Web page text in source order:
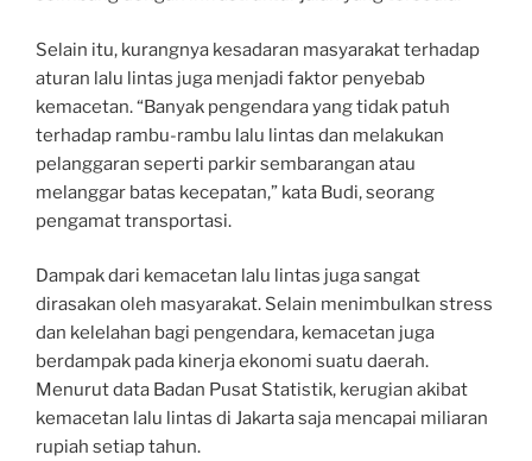
Selain itu, kurangnya kesadaran masyarakat terhadap
aturan lalu lintas juga menjadi faktor penyebab
kemacetan. “Banyak pengendara yang tidak patuh
terhadap rambu-rambu lalu lintas dan melakukan
pelanggaran seperti parkir sembarangan atau
melanggar batas kecepatan,” kata Budi, seorang
pengamat transportasi.
Dampak dari kemacetan lalu lintas juga sangat
dirasakan oleh masyarakat. Selain menimbulkan stress
dan kelelahan bagi pengendara, kemacetan juga
berdampak pada kinerja ekonomi suatu daerah.
Menurut data Badan Pusat Statistik, kerugian akibat
kemacetan lalu lintas di Jakarta saja mencapai miliaran
rupiah setiap tahun.